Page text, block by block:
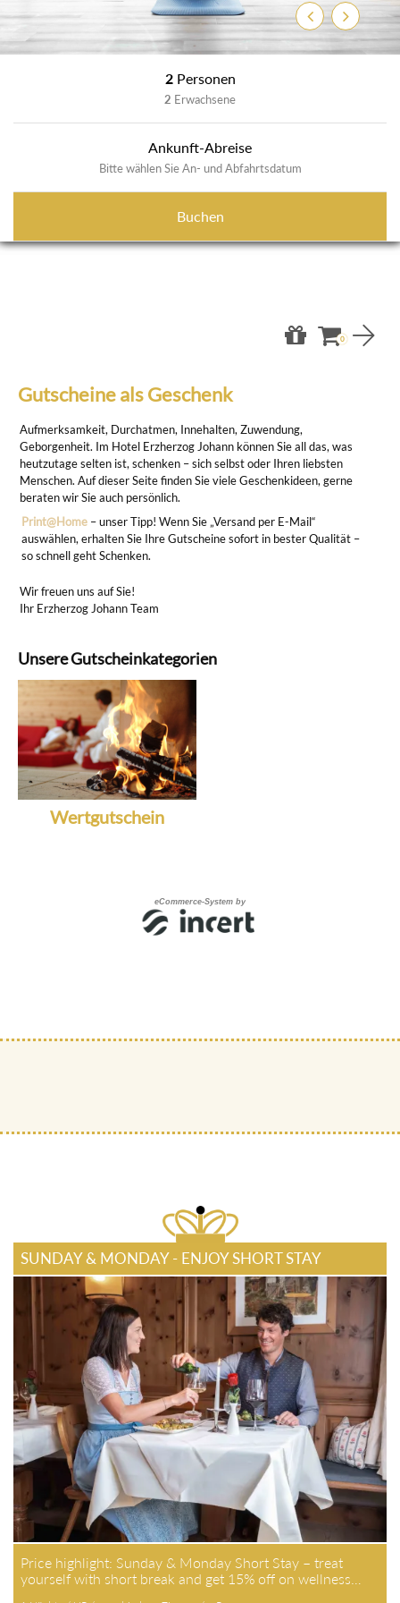
ZurückWeiter
2 Personen
2 Erwachsene
Ankunft-Abreise
Bitte wählen Sie An- und Abfahrtsdatum
Buchen
SUNDAY & MONDAY - ENJOY SHORT STAY
Price highlight: Sunday & Monday Short Stay – treat
yourself with short break and get 15% off on wellness…